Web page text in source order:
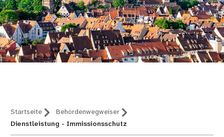
Startseite
Behördenwegweiser
Dienstleistung - Immissionsschutz